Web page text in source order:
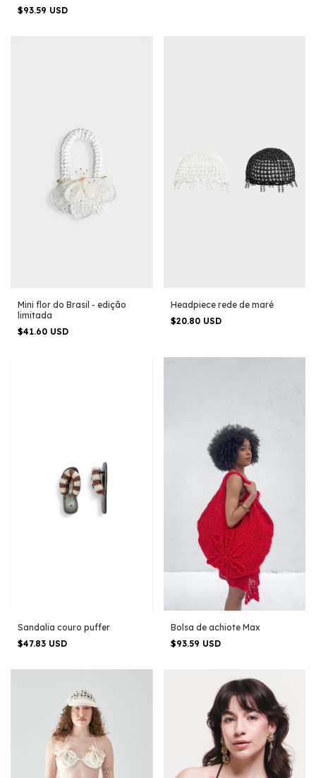
$93.59 USD
Mini flor do Brasil - edição
limitada
$41.60 USD
Headpiece rede de maré
$20.80 USD
Sandalia couro puffer
$47.83 USD
Bolsa de achiote Max
$93.59 USD